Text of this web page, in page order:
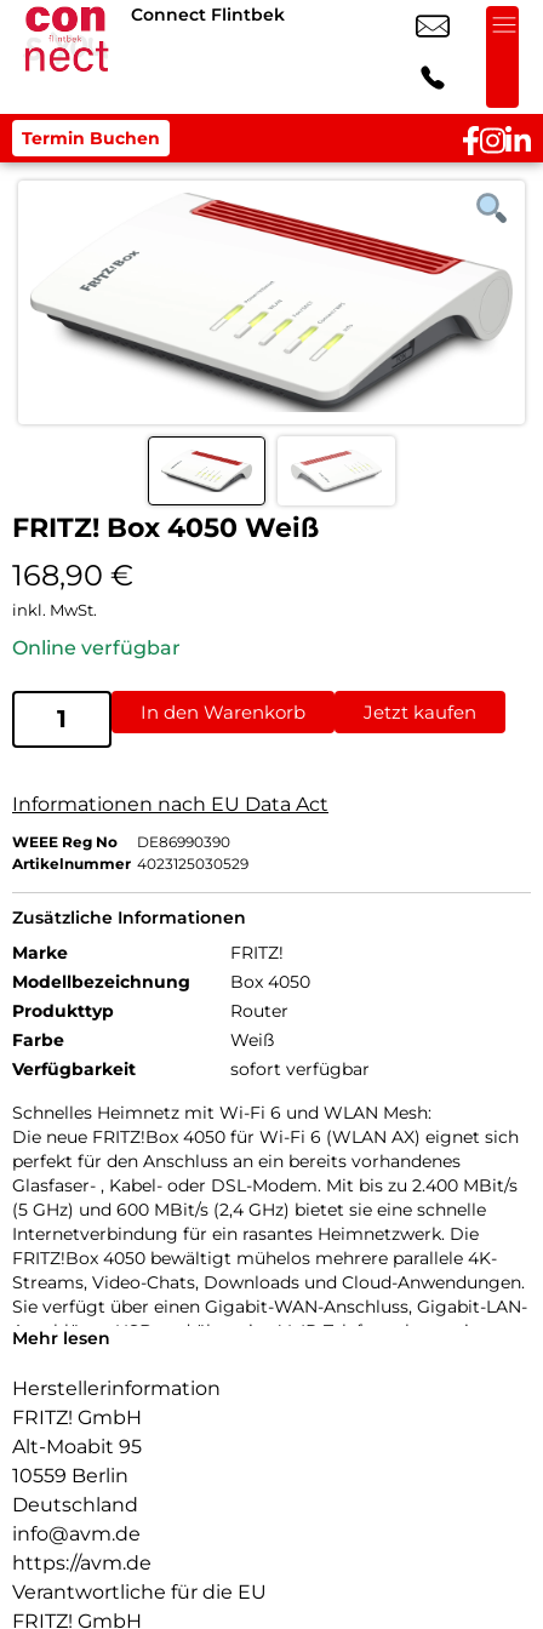
Connect Flintbek
Termin Buchen
FRITZ! Box 4050 Weiß
168,90 €
inkl. MwSt.
Online verfügbar
In den Warenkorb Jetzt kaufen
Informationen nach EU Data Act
WEEE Reg No
DE86990390
Artikelnummer 4023125030529
Zusätzliche Informationen
Marke
FRITZ!
Modellbezeichnung
Box 4050
Produkttyp
Router
Farbe
Weiß
Verfügbarkeit
sofort verfügbar
Schnelles Heimnetz mit Wi-Fi 6 und WLAN Mesh:
Die neue FRITZ!Box 4050 für Wi-Fi 6 (WLAN AX) eignet sich
perfekt für den Anschluss an ein bereits vorhandenes
Glasfaser- , Kabel- oder DSL-Modem. Mit bis zu 2.400 MBit/s
(5 GHz) und 600 MBit/s (2,4 GHz) bietet sie eine schnelle
Internetverbindung für ein rasantes Heimnetzwerk. Die
FRITZ!Box 4050 bewältigt mühelos mehrere parallele 4K-
Streams, Video-Chats, Downloads und Cloud-Anwendungen.
Sie verfügt über einen Gigabit-WAN-Anschluss, Gigabit-LAN-
Anschlüsse, USB und über eine VoIP-Telefonanlage mit
ein analoges Telefon. Durch ihre kompakte Bauweise und
Einstieg in ein modernes vernetztes Zuhause prädestiniert.
Zentrale im WLAN Mesh:
Die FRITZ!Box 4050 sorgt als Zentrale im WLAN Mesh für
schnelle und zuverlässige Verbindungen. Die verteilten
FRITZ!-Geräte – FRITZ!Repeater und FRITZ!Powerline –
arbeiten in einem einzigen Netz, tauschen sich untereinander
aus und optimieren die Leistung aller WLAN-Geräte. So wird
die beste Verbindung immer dort aufgebaut, wo sie gerade
Mehr lesen
Herstellerinformation
FRITZ! GmbH
Alt-Moabit 95
10559 Berlin
Deutschland
info@avm.de
https://avm.de
Verantwortliche für die EU
FRITZ! GmbH